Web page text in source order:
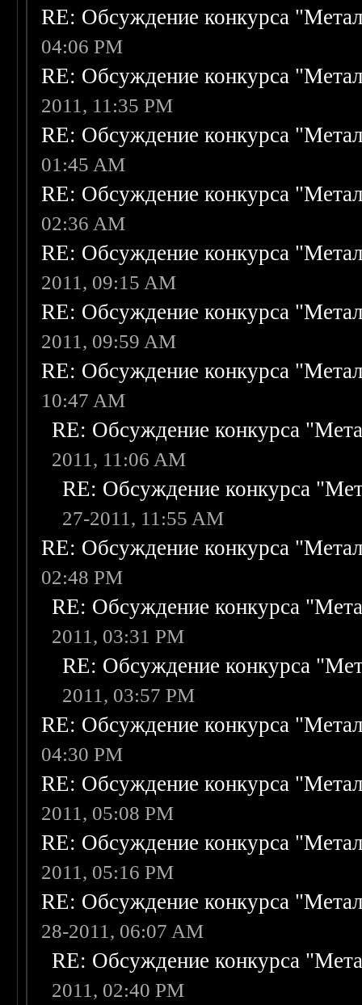
RE: Обсуждение конкурса
04:06 PM
RE: Обсуждение конкурса
2011, 11:35 PM
RE: Обсуждение конкурса
01:45 AM
RE: Обсуждение конкурса
02:36 AM
RE: Обсуждение конкурса
2011, 09:15 AM
RE: Обсуждение конкурса
2011, 09:59 AM
RE: Обсуждение конкурса
10:47 AM
RE: Обсуждение конкурса
2011, 11:06 AM
RE: Обсуждение конкурса
27-2011, 11:55 AM
RE: Обсуждение конкурса
02:48 PM
RE: Обсуждение конкурса
2011, 03:31 PM
RE: Обсуждение конкурса
2011, 03:57 PM
RE: Обсуждение конкурса
04:30 PM
RE: Обсуждение конкурса
2011, 05:08 PM
RE: Обсуждение конкурса
2011, 05:16 PM
RE: Обсуждение конкурса
28-2011, 06:07 AM
RE: Обсуждение конкурса
2011, 02:40 PM